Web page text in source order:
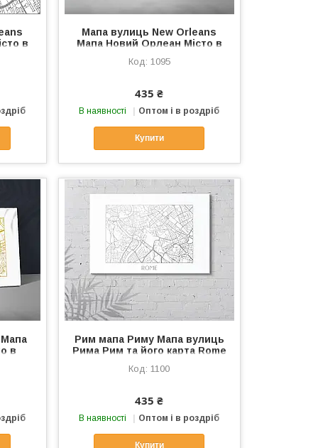
в
40
Мапа вулиць New Orleans
Мапа Новий Орлеан Місто в
ладшафта Новий Орлеан 40
1095
435 ₴
В наявності Оптом і в роздріб
Купити
в
мапі
Рим мапа Риму Мапа вулиць
Рима Рим та його карта Rome
тканині Котонове полотно
1100
435 ₴
В наявності Оптом і в роздріб
Купити